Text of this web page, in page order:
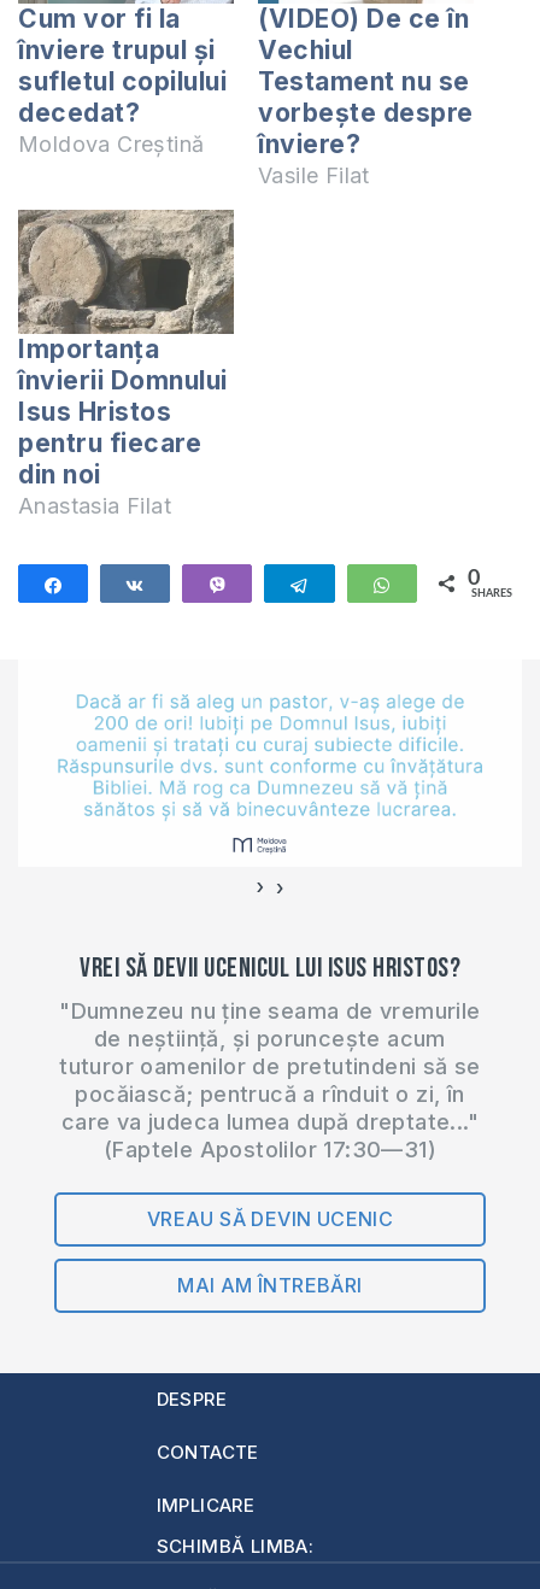
Cum vor fi la
înviere trupul și
sufletul copilului
decedat?
Moldova Creștină
(VIDEO) De ce în
Vechiul
Testament nu se
vorbește despre
înviere?
Vasile Filat
Importanţa
învierii Domnului
Isus Hristos
pentru fiecare
din noi
Anastasia Filat
Telegram WhatsApp
0
SHARES
‹ ›
Vrei să devii ucenicul lui Isus Hristos?
"Dumnezeu nu ține seama de vremurile
de neștiință, și poruncește acum
tuturor oamenilor de pretutindeni să se
pocăiască; pentrucă a rînduit o zi, în
care va judeca lumea după dreptate..."
(Faptele Apostolilor 17:30—31)
VREAU SĂ DEVIN UCENIC
MAI AM ÎNTREBĂRI
DESPRE
CONTACTE
IMPLICARE
SCHIMBĂ LIMBA: